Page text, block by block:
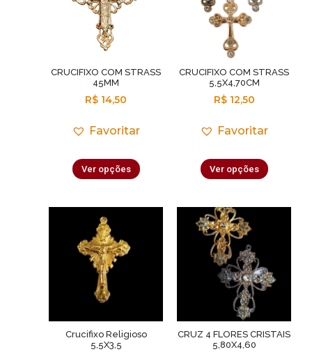
CRUCIFIXO COM STRASS
45MM
R$ 14,50
Favoritar
Ver opções
CRUCIFIXO COM STRASS
5,5X4,70CM
R$12,50
Favoritar
Ver opções
Crucifixo Religioso
5,5X3,5
CRUZ 4 FLORES CRISTAIS
5,80X4,60